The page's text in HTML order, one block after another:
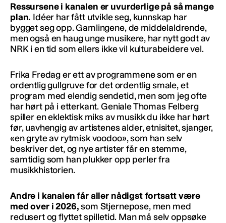
Ressursene i kanalen er uvurderlige på så mange
plan. Idéer har fått utvikle seg, kunnskap har
bygget seg opp. Gamlingene, de middelaldrende,
men også en haug unge musikere, har nytt godt av
NRK i en tid som ellers ikke vil kulturabeidere vel.
Frika Fredag er ett av programmene som er en
ordentlig gullgruve for det ordentlig smale, et
program med elendig sendetid, men som jeg ofte
har hørt på i etterkant. Geniale Thomas Felberg
spiller en eklektisk miks av musikk du ikke har hørt
før, uavhengig av artistenes alder, etnisitet, sjanger,
«en gryte av rytmisk voodoo», som han selv
beskriver det, og nye artister får en stemme,
samtidig som han plukker opp perler fra
musikkhistorien.
Andre i kanalen får aller nådigst fortsatt være
med over i 2026,som Stjernepose, men med
redusert og flyttet spilletid. Man må selv oppsøke